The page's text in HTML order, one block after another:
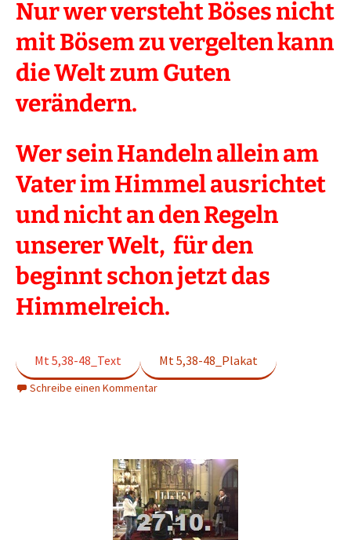
Nur wer versteht Böses nicht
mit Bösem zu vergelten kann
die Welt zum Guten
verändern.
Wer sein Handeln allein am
Vater im Himmel ausrichtet
und nicht an den Regeln
unserer Welt, für den
beginnt schon jetzt das
Himmelreich.
Mt 5,38-48_Text Mt 5,38-48_Plakat
Schreibe einen Kommentar